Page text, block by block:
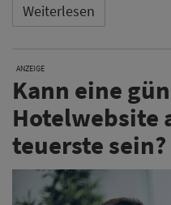
Weiterlesen
ANZEIGE
Kann eine
Hotelwebsite
teuerste sein?